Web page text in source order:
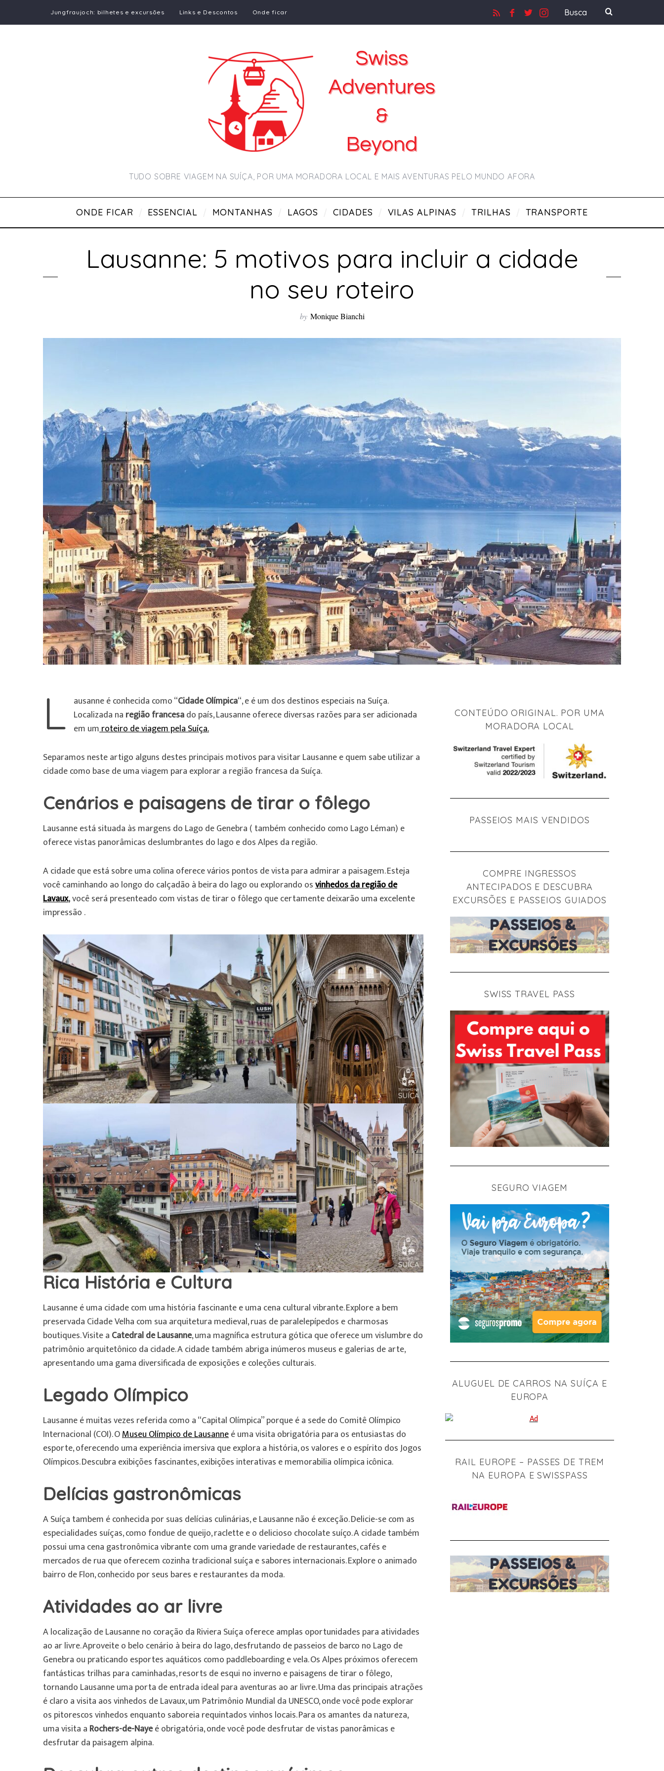
Jungfraujoch: bilhetes e excursões Links e Descontos Onde ficar
TUDO SOBRE VIAGEM NA SUÍÇA, POR UMA MORADORA LOCAL E MAIS AVENTURAS PELO MUNDO AFORA
ONDE FICAR ESSENCIAL MONTANHAS LAGOS CIDADES VILAS ALPINAS TRILHAS TRANSPORTE
Lausanne: 5 motivos para incluir a cidade
no seu roteiro
by Monique Bianchi
L ausanne é conhecida como “Cidade Olímpica“, e é um dos destinos especiais na Suíça.
Localizada na região francesado país, Lausanne oferece diversas razões para ser adicionada
em umroteiro de viagem pela Suíça.
Separamos neste artigo alguns destes principais motivos para visitar Lausanne e quem sabe utilizar a
cidade como base de uma viagem para explorar a região francesa da Suíça.
Cenários e paisagens de tirar o fôlego
Lausanne está situada às margens do Lago de Genebra ( também conhecido como Lago Léman) e
oferece vistas panorâmicas deslumbrantes do lago e dos Alpes da região.
A cidade que está sobre uma colina oferece vários pontos de vista para admirar a paisagem. Esteja
você caminhando ao longo do calçadão à beira do lago ou explorando osvinhedos da região de
Lavaux,você será presenteado com vistas de tirar o fôlego que certamente deixarão uma excelente
impressão .
Rica História e Cultura
Lausanne é uma cidade com uma história fascinante e uma cena cultural vibrante. Explore a bem
preservada Cidade Velha com sua arquitetura medieval, ruas de paralelepípedos e charmosas
boutiques. Visite a Catedral de Lausanne, uma magnífica estrutura gótica que oferece um vislumbre do
patrimônio arquitetônico da cidade. A cidade também abriga inúmeros museus e galerias de arte,
apresentando uma gama diversificada de exposições e coleções culturais.
Legado Olímpico
Lausanne é muitas vezes referida como a “Capital Olímpica” porque é a sede do Comitê Olímpico
Internacional (COI). OMuseu Olímpico de Lausanneé uma visita obrigatória para os entusiastas do
esporte, oferecendo uma experiência imersiva que explora a história, os valores e o espírito dos Jogos
Olímpicos. Descubra exibições fascinantes, exibições interativas e memorabilia olímpica icônica.
Delícias gastronômicas
A Suíça tambem é conhecida por suas delícias culinárias, e Lausanne não é exceção. Delicie-se com as
especialidades suíças, como fondue de queijo, raclette e o delicioso chocolate suíço. A cidade também
possui uma cena gastronômica vibrante com uma grande variedade de restaurantes, cafés e
mercados de rua que oferecem cozinha tradicional suíça e sabores internacionais. Explore o animado
bairro de Flon, conhecido por seus bares e restaurantes da moda.
Atividades ao ar livre
A localização de Lausanne no coração da Riviera Suíça oferece amplas oportunidades para atividades
ao ar livre. Aproveite o belo cenário à beira do lago, desfrutando de passeios de barco no Lago de
Genebra ou praticando esportes aquáticos como paddleboarding e vela. Os Alpes próximos oferecem
fantásticas trilhas para caminhadas, resorts de esqui no inverno e paisagens de tirar o fôlego,
tornando Lausanne uma porta de entrada ideal para aventuras ao ar livre. Uma das principais atrações
é claro a visita aos vinhedos de Lavaux, um Patrimônio Mundial da UNESCO, onde você pode explorar
os pitorescos vinhedos enquanto saboreia requintados vinhos locais. Para os amantes da natureza,
uma visita a Rochers-de-Nayeé obrigatória, onde você pode desfrutar de vistas panorâmicas e
desfrutar da paisagem alpina.
CONTEÚDO ORIGINAL. POR UMA
MORADORA LOCAL
PASSEIOS MAIS VENDIDOS
COMPRE INGRESSOS
ANTECIPADOS E DESCUBRA
EXCURSÕES E PASSEIOS GUIADOS
SWISS TRAVEL PASS
SEGURO VIAGEM
ALUGUEL DE CARROS NA SUÍÇA E
EUROPA
RAIL EUROPE – PASSES DE TREM
NA EUROPA E SWISSPASS